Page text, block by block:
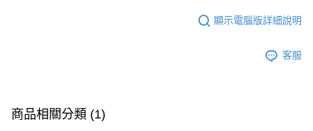
顯示電腦版詳細說明
客服
商品相關分類 (1)